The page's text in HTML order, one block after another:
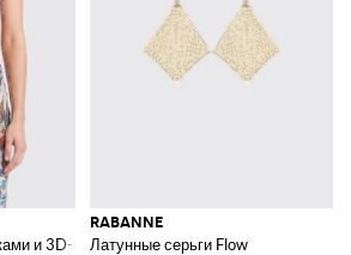
и 3D-цветами
RABANNE
Латунные серьги Flow